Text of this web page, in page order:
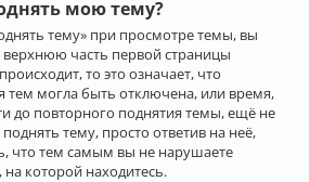
мою тему?
тему» при просмотре темы, вы
верхнюю часть первой страницы
то это означает, что
тем могла быть отключена, или время,
до повторного поднятия темы, ещё не
тему, просто ответив на неё,
что тем самым вы не нарушаете
которой находитесь.